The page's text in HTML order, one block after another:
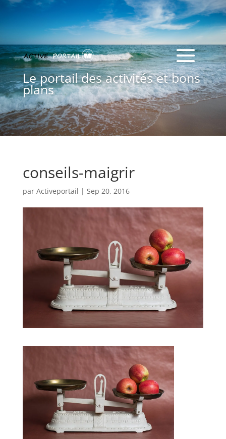
Le portail des activités et bons
plans
conseils-maigrir
par Activeportail | Sep 20, 2016